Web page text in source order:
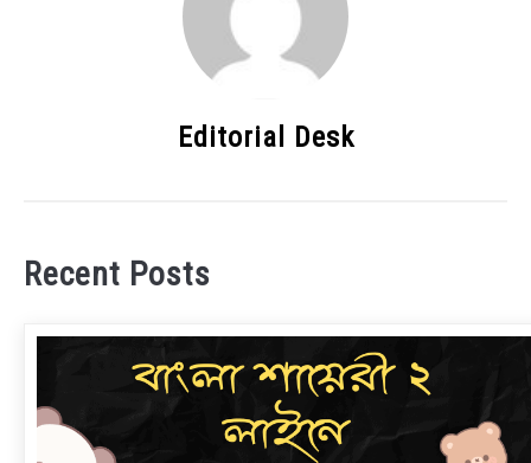
Editorial Desk
Recent Posts